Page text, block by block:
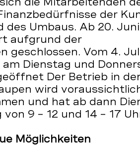
der
Umbaus. Ab 20. Juni
aufgrund der
geschlossen. Vom 4.
Dienstag und
Der Betrieb in
wird
und hat ab dann
9 – 12 und 14 – 17
Möglichkeiten